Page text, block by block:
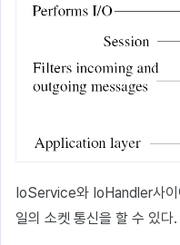
IoService와 IoHandler사
일의 소켓 통신을 할 수 있다.